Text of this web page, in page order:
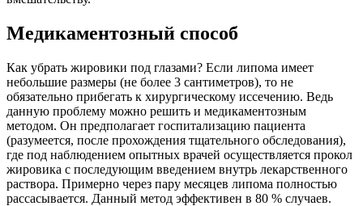
Медикаментозный способ
Как убрать жировики под глазами? Если липома имеет
небольшие размеры (не более 3 сантиметров), то не
обязательно прибегать к хирургическому иссечению. Ведь
данную проблему можно решить и медикаментозным
методом. Он предполагает госпитализацию пациента
(разумеется, после прохождения тщательного обследования),
где под наблюдением опытных врачей осуществляется прокол
жировика с последующим введением внутрь лекарственного
раствора. Примерно через пару месяцев липома полностью
рассасывается. Данный метод эффективен в 80 % случаев.